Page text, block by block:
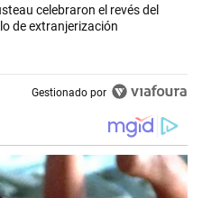
"Grabois, Moreau y Lousteau
celebraron el revés del
de extranjerización
Gestionado por